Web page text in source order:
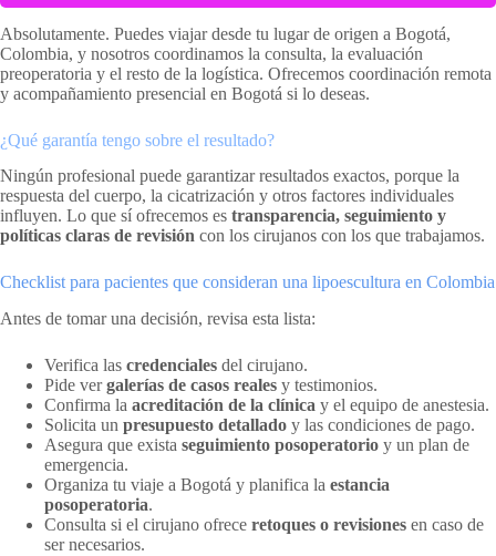
Absolutamente. Puedes viajar desde tu lugar de origen a Bogotá,
Colombia, y nosotros coordinamos la consulta, la evaluación
preoperatoria y el resto de la logística. Ofrecemos coordinación remota
y acompañamiento presencial en Bogotá si lo deseas.
¿Qué garantía tengo sobre el resultado?
Ningún profesional puede garantizar resultados exactos, porque la
respuesta del cuerpo, la cicatrización y otros factores individuales
influyen. Lo que sí ofrecemos es transparencia, seguimiento y
políticas claras de revisión con los cirujanos con los que trabajamos.
Checklist para pacientes que consideran una lipoescultura en Colombia
Antes de tomar una decisión, revisa esta lista:
Verifica las credenciales del cirujano.
Pide vergalerías de casos reales y testimonios.
Confirma la acreditación de la clínica y el equipo de anestesia.
Solicita un presupuesto detallado y las condiciones de pago.
Asegura que exista seguimiento posoperatorio y un plan de
emergencia.
Organiza tu viaje a Bogotá y planifica la estancia
posoperatoria.
Consulta si el cirujano ofrece retoques o revisiones en caso de
ser necesarios.